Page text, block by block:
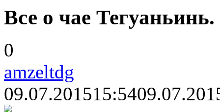
Все о чае Тегуаньинь.
0
amzeltdg
09.07.201515:54